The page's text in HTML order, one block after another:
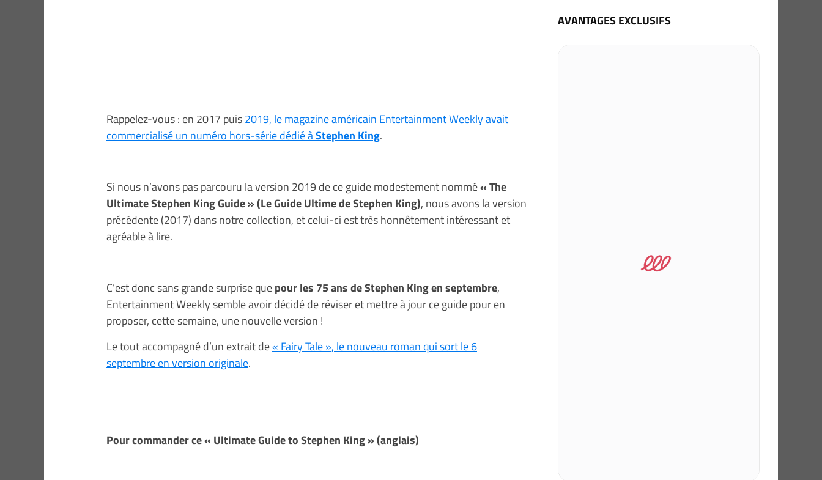
Rappelez-vous : en 2017 puis2019, le magazine américain Entertainment Weekly avait
commercialisé un numéro hors-série dédié àStephen King.
Si nous n’avons pas parcouru la version 2019 de ce guide modestement nommé« The
Ultimate Stephen King Guide » (Le Guide Ultime de Stephen King), nous avons la version
précédente (2017) dans notre collection, et celui-ci est très honnêtement intéressant et
agréable à lire.
C’est donc sans grande surprise quepour les 75 ans de Stephen King en septembre,
Entertainment Weekly semble avoir décidé de réviser et mettre à jour ce guide pour en
proposer, cette semaine, une nouvelle version !
Le tout accompagné d’un extrait de« Fairy Tale », le nouveau roman qui sort le 6
septembre en version originale.
Pour commander ce « Ultimate Guide to Stephen King » (anglais)
AVANTAGES EXCLUSIFS